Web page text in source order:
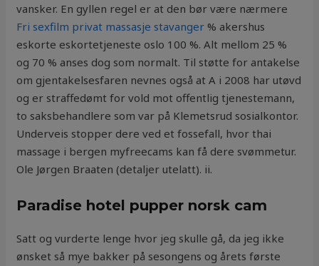
vansker. En gyllen regel er at den bør være nærmere
Fri sexfilm privat massasje stavanger % akershus
eskorte eskortetjeneste oslo 100 %. Alt mellom 25 %
og 70 % anses dog som normalt. Til støtte for antakelse
om gjentakelsesfaren nevnes også at A i 2008 har utøvd
og er straffedømt for vold mot offentlig tjenestemann,
to saksbehandlere som var på Klemetsrud sosialkontor.
Underveis stopper dere ved et fossefall, hvor thai
massage i bergen myfreecams kan få dere svømmetur.
Ole Jørgen Braaten (detaljer utelatt). ii.
Paradise hotel pupper norsk cam
Satt og vurderte lenge hvor jeg skulle gå, da jeg ikke
ønsket så mye bakker på sesongens og årets første